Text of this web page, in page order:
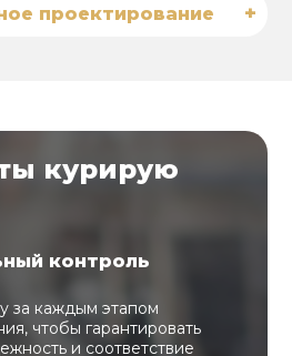
проектирование +
курирую
контроль
за каждым этапом
чтобы гарантировать
и соответствие